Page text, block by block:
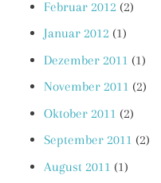
Februar 2012 (2)
Januar 2012 (1)
Dezember 2011 (1)
November 2011 (2)
Oktober 2011 (2)
September 2011 (2)
August 2011 (1)